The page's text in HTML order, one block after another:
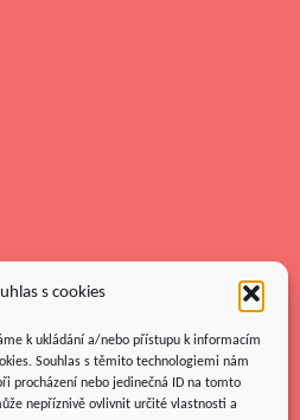
s cookies
k ukládání a/nebo přístupu k informacím
Souhlas s těmito technologiemi nám
procházení nebo jedinečná ID na tomto
nepříznivě ovlivnit určité vlastnosti a